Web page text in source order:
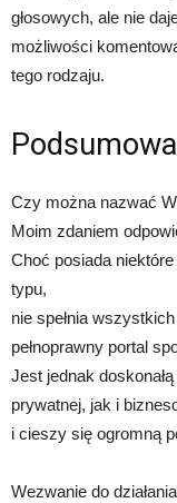
głosowych, ale nie
możliwości
tego rodzaju.
Czy można nazwać
Moim zdaniem
Choć posiada
typu,
nie spełnia
pełnoprawny portal
Jest jednak
prywatnej, jak i
i cieszy się ogromną
Wezwanie do